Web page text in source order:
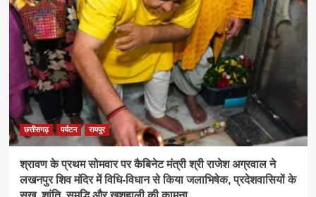
संस्कृति
मंत्री
श्री
राजेश
अग्रवाल
ने
जनदर्शन
सुनीं
आमजन
की
छत्तीसगढ़ पर्यटन रायपुर
श्रावण के प्रथम सोमवार पर कैबिनेट मंत्री श्री राजेश अग्रवाल ने
लखनपुर शिव मंदिर में विधि-विधान से किया जलाभिषेक, प्रदेशवासियों के